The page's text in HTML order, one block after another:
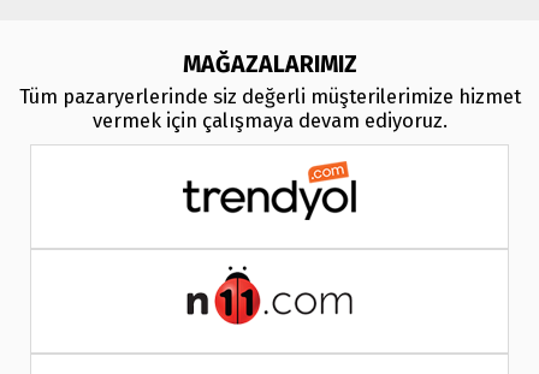
MAĞAZALARIMIZ
Tüm pazaryerlerinde siz değerli müşterilerimize hizmet
vermek için çalışmaya devam ediyoruz.